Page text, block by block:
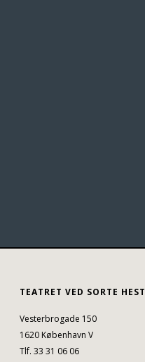
TEATRET VED SORTE HEST
Vesterbrogade 150
1620 København V
Tlf. 33 31 06 06